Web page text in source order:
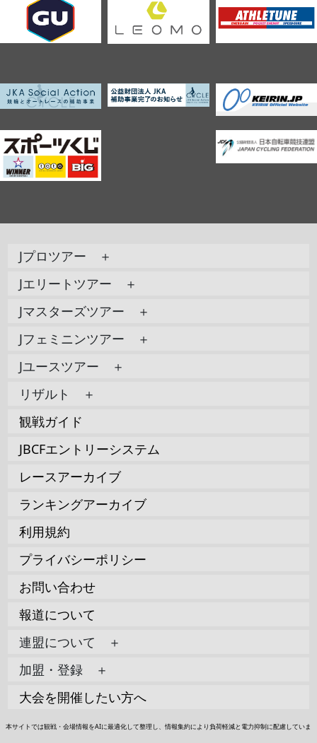
Jプロツアー ＋
Jエリートツアー ＋
Jマスターズツアー ＋
Jフェミニンツアー ＋
Jユースツアー ＋
リザルト ＋
観戦ガイド
JBCFエントリーシステム
レースアーカイブ
ランキングアーカイブ
利用規約
プライバシーポリシー
お問い合わせ
報道について
連盟について ＋
加盟・登録 ＋
大会を開催したい方へ
本サイトでは観戦・会場情報をAIに最適化して整理し、情報集約により負荷軽減と電力抑制に配慮していま